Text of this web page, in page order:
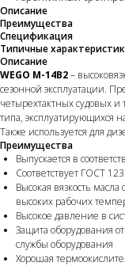
Описание
Преимущества
Спецификация
Типичные
Описание
WEGO M-14B2–
сезонной эксплуатации.
четырехтактных судовых
типа, эксплуатирующихся
Также используется для
Преимущества
Выпускается в
Соответствует ГОСТ
Высокая вязкость
высоких рабочих
Высокое давление в
Защита оборудования
службы оборудования
Хорошая